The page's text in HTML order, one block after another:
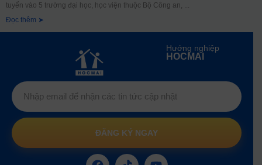
tuyển vào 5 trường đại học, học viện thuộc Bộ Công an,
Đọc thêm ➤
Hướng nghiệp
HOCMAI
ĐĂNG KÝ NGAY